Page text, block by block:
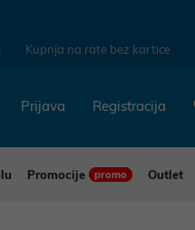
Kupnja na rate bez kartice
Registracija
Prijava
Promocije promo
Outlet